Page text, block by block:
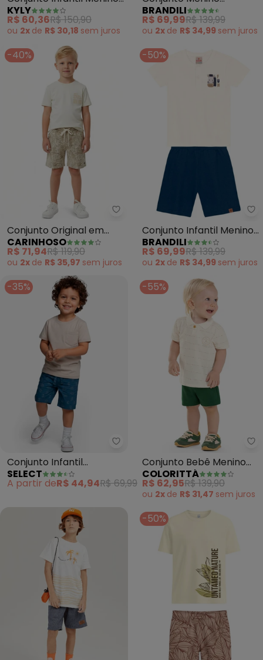
Skate (Bege)
KYLY
R$ 60,36R$ 150,90
ou 2x de R$ 30,18 sem juros
Oversized de Surf
(Natural)
BRANDILI
R$ 69,99R$ 139,99
ou 2x de R$ 34,99 sem juros
-40%
Carinhoso - Conjunto Original
Conjunto Original em
Malha (Areia)
CARINHOSO
R$ 71,94R$ 119,90
ou 2x de R$ 35,97 sem juros
-50%
Conjunto Infantil Menino
de Girafa (Bege)
BRANDILI
R$ 69,99R$ 139,99
ou 2x de R$ 34,99 sem juros
-35%
Select - Conjunto Infantil
Conjunto Infantil
Camiseta com Bermuda
(Bege)
SELECT
A partir deR$ 44,94R$ 69,99
-55%
Conjunto Bebê Menino
Polo com Bordado
(Bege)
COLORITTÁ
R$ 62,95R$ 139,90
ou 2x de R$ 31,47 sem juros
-50%